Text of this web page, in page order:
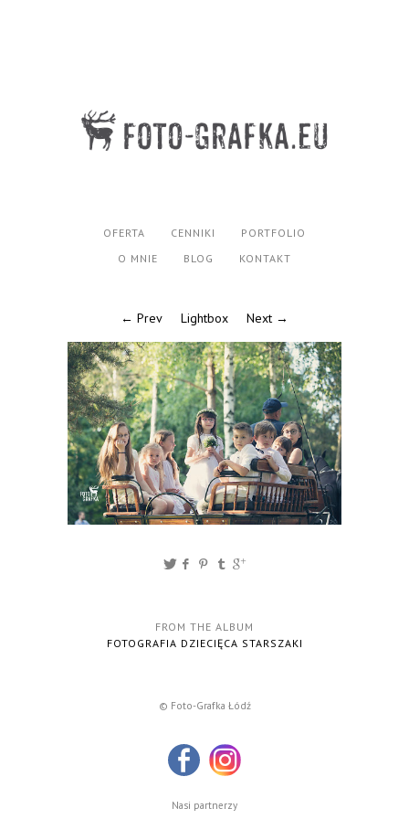
OFERTA CENNIKI
PORTFOLIO
O MNIE
BLOG KONTAKT
← Prev Lightbox Next →
FROM THE ALBUM
FOTOGRAFIA DZIECIĘCA STARSZAKI
© Foto-Grafka Łódź
Nasi partnerzy